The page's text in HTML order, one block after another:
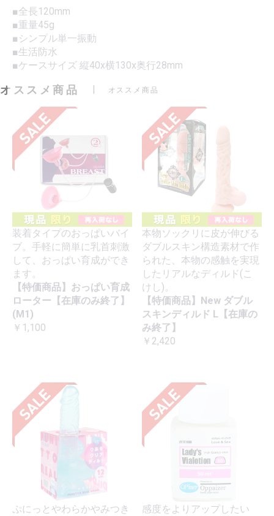
■全長120mm
■重量45g
■シンプル単一振動
■生活防水
■ケースサイズ 縦40x横130x奥行28mm
オススメ商品 オススメ商品
装着タイプのおっぱいバイ
ブ。手軽に簡単に乳首刺激
して、おっぱい育成ができ
ます。
【特価商品】おっぱい育成
ローター【在庫のみ終了】
(M1)
￥1,100
本物ソックリに皮が伸びる
ダブルスキン構造素材で作
られた、本物の感触を実現
したリアルなディルド(こ
けし)。
【特価商品】New ダブル
スキンディルド L【在庫の
み終了】
￥2,420
ぷにっとやわらかやみつき
感度をよりアップしたい